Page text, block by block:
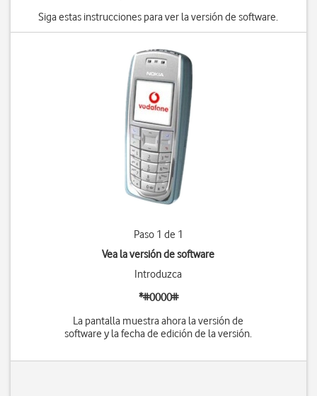
Siga estas instrucciones para ver la versión de software.
Paso 1 de 1
Vea la versión de software
Introduzca
*#0000#
La pantalla muestra ahora la versión de
software y la fecha de edición de la versión.